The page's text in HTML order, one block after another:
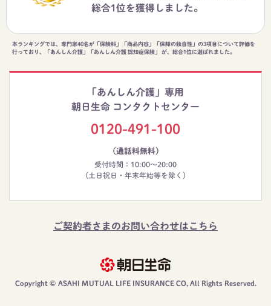
総合1位を獲得しました。
本ランキングでは、専門家40名が「保険料」「商品内容」「保障の独自性」の3項目について評価を
行っており、「あんしん介護」「あんしん介護 認知症保険」 が、総合1位に選ばれました。
「あんしん介護」専用
朝日生命 コンタクトセンター
0120-491-100
（通話料無料）
受付時間：10:00～20:00
(土日祝日・年末年始等を除く)
ご契約者さまのお問い合わせはこちら
Copyright © ASAHI MUTUAL LIFE INSURANCE CO, All Rights Reserved.